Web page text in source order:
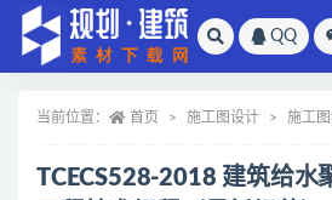
QQ
当前位置： 首页 施工图设计 施工
TCECS528-2018 建筑给水
全部